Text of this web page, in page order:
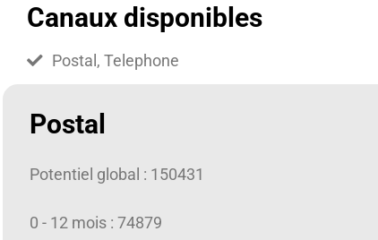
Canaux disponibles
Postal, Telephone
Postal
Potentiel global : 150431
0 - 12 mois : 74879